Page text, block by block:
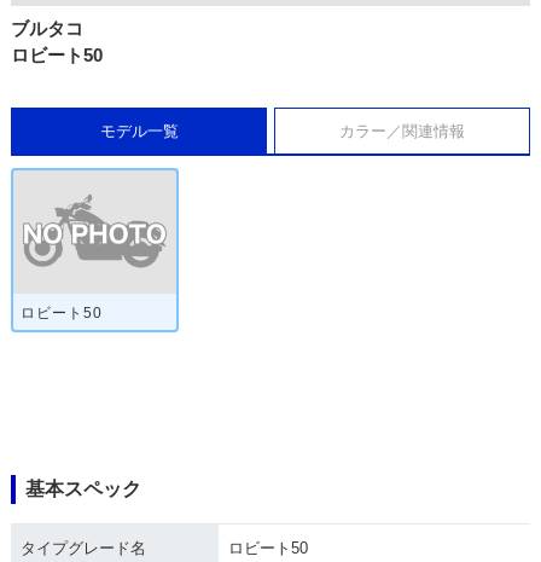
ブルタコ
ロビート50
モデル一覧 カラー／関連情報
ロビート50
基本スペック
タイプグレード名 ロビート50